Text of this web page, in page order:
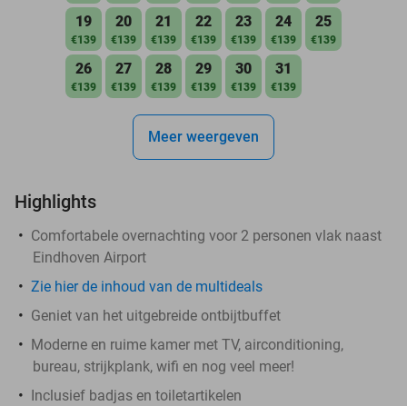
19
€139
20
€139
21
€139
22
€139
23
€139
24
€139
25
€139
26
€139
27
€139
28
€139
29
€139
30
€139
31
€139
Meer weergeven
Highlights
Comfortabele overnachting voor 2 personen vlak naast
Eindhoven Airport
Zie hier de inhoud van de multideals
Geniet van het uitgebreide ontbijtbuffet
Moderne en ruime kamer met TV, airconditioning,
bureau, strijkplank, wifi en nog veel meer!
Inclusief badjas en toiletartikelen